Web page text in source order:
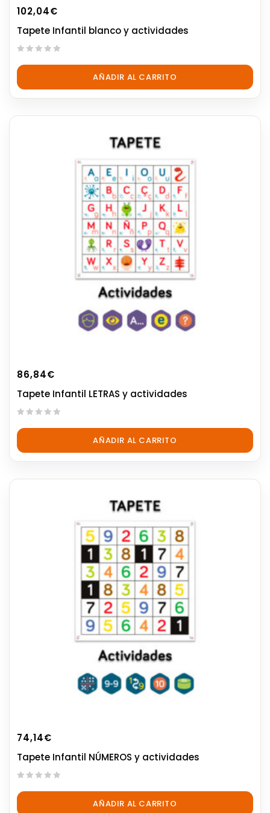
102,04€
Tapete Infantil blanco y actividades
out
5
AÑADIR AL CARRITO
86,84€
Tapete Infantil LETRAS y actividades
out
5
AÑADIR AL CARRITO
74,14€
Tapete Infantil NÚMEROS y actividades
out
AÑADIR AL CARRITO